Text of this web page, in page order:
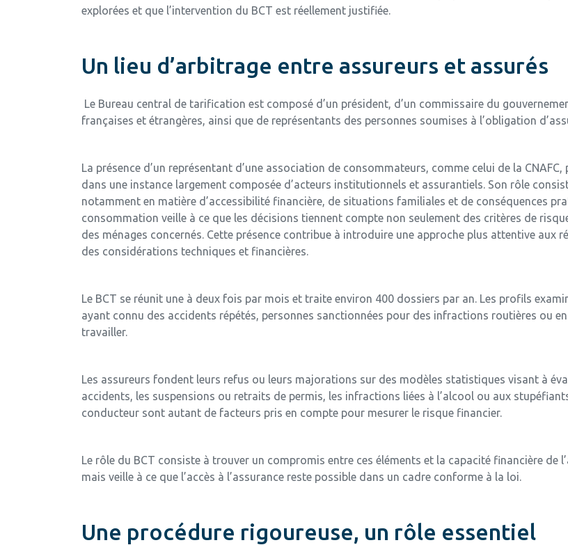
explorées et que l’intervention du BCT est réellement justifiée.
Un lieu d’arbitrage entre assureurs et assurés
Le Bureau central de tarification est composé d’un président, d’un commissaire du
françaises et étrangères, ainsi que de représentants des personnes soumises à l’obligation
La présence d’un représentant d’une association de consommateurs, comme celui de la
dans une instance largement composée d’acteurs institutionnels et assurantiels. Son rôle
notamment en matière d’accessibilité financière, de situations familiales et de conséquences
consommation veille à ce que les décisions tiennent compte non seulement des critères de
des ménages concernés. Cette présence contribue à introduire une approche plus attentive aux
des considérations techniques et financières.
Le BCT se réunit une à deux fois par mois et traite environ 400 dossiers par an. Les profils
ayant connu des accidents répétés, personnes sanctionnées pour des infractions routières ou
travailler.
Les assureurs fondent leurs refus ou leurs majorations sur des modèles statistiques visant à
accidents, les suspensions ou retraits de permis, les infractions liées à l’alcool ou aux
conducteur sont autant de facteurs pris en compte pour mesurer le risque financier.
Le rôle du BCT consiste à trouver un compromis entre ces éléments et la capacité financière de
mais veille à ce que l’accès à l’assurance reste possible dans un cadre conforme à la loi.
Une procédure rigoureuse, un rôle essentiel